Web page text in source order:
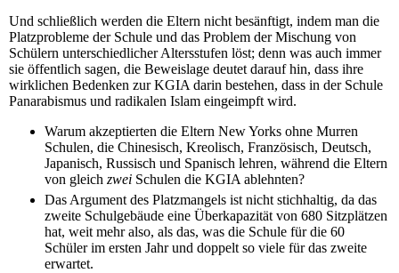
Und schließlich werden die Eltern nicht besänftigt, indem man die
Platzprobleme der Schule und das Problem der Mischung von
Schülern unterschiedlicher Altersstufen löst; denn was auch immer
sie öffentlich sagen, die Beweislage deutet darauf hin, dass ihre
wirklichen Bedenken zur KGIA darin bestehen, dass in der Schule
Panarabismus und radikalen Islam eingeimpft wird.
Warum akzeptierten die Eltern New Yorks ohne Murren
Schulen, die Chinesisch, Kreolisch, Französisch, Deutsch,
Japanisch, Russisch und Spanisch lehren, während die Eltern
von gleich zwei Schulen die KGIA ablehnten?
Das Argument des Platzmangels ist nicht stichhaltig, da das
zweite Schulgebäude eine Überkapazität von 680 Sitzplätzen
hat, weit mehr also, als das, was die Schule für die 60
Schüler im ersten Jahr und doppelt so viele für das zweite
erwartet.